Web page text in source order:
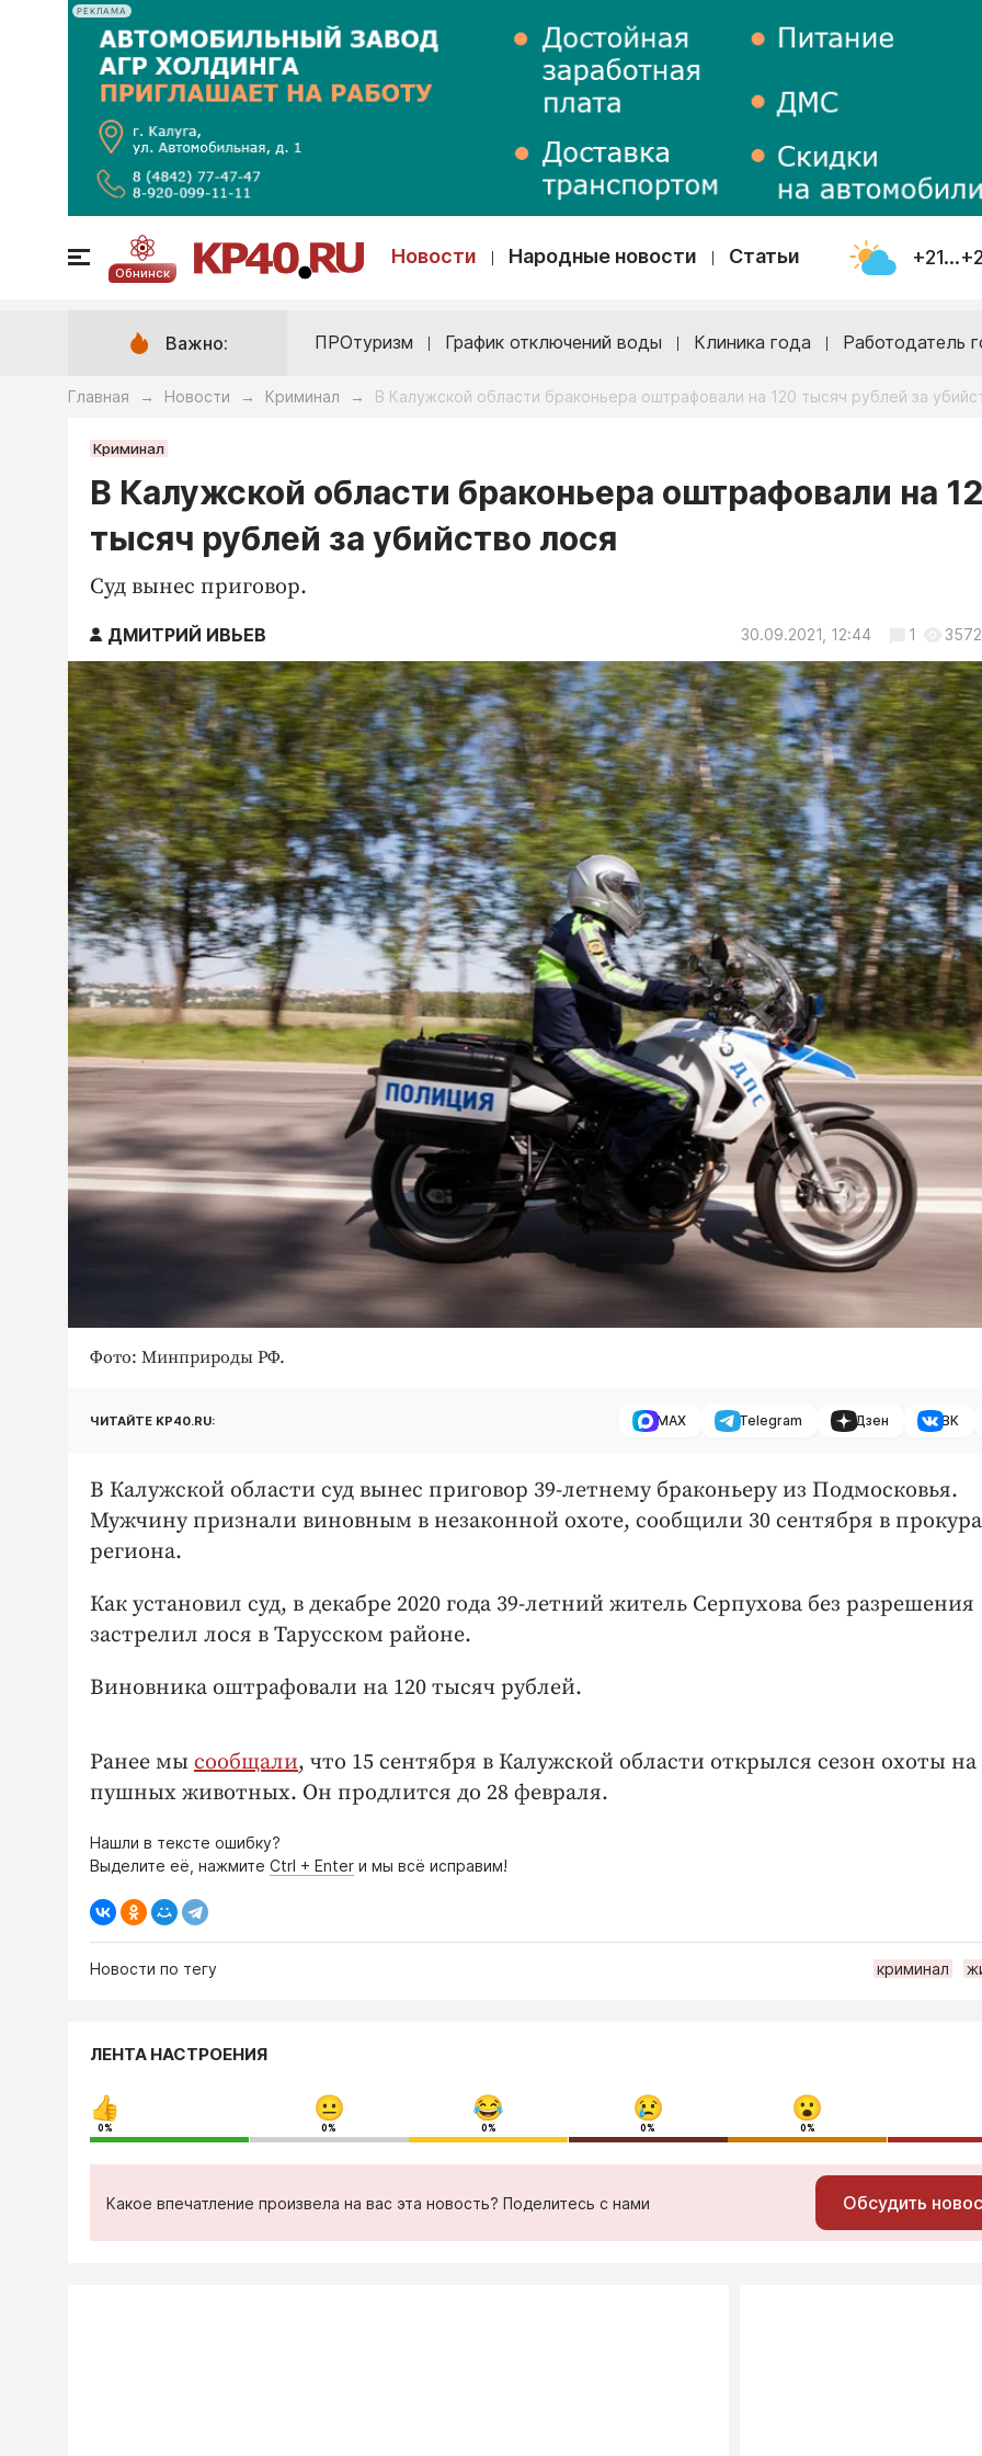
РЕКЛАМА
Обнинск
Новости Народные новости Статьи
Важно: ПРОтуризм График отключений воды Клиника года Работодатель
Главная → Новости → Криминал → В Калужской области браконьера оштрафовали на 120 тысяч рублей за
Криминал
В Калужской области браконьера оштрафовали на
тысяч рублей за убийство лося
Суд вынес приговор.
ДМИТРИЙ ИВЬЕВ 30.09.2021, 12:44 1 3572
Фото: Минприроды РФ.
ЧИТАЙТЕ KP40.RU: MAX Telegram Дзен ВК
В Калужской области суд вынес приговор 39-летнему браконьеру из Подмосковья.
Мужчину признали виновным в незаконной охоте, сообщили 30 сентября в
региона.
Как установил суд, в декабре 2020 года 39-летний житель Серпухова без разрешения
застрелил лося в Тарусском районе.
Виновника оштрафовали на 120 тысяч рублей.
Ранее мы сообщали, что 15 сентября в Калужской области открылся сезон охоты на
пушных животных. Он продлится до 28 февраля.
Нашли в тексте ошибку?
Выделите её, нажмите Ctrl + Enter и мы всё исправим!
Новости по тегу криминал
ЛЕНТА НАСТРОЕНИЯ
0% 0% 0% 0% 0%
Какое впечатление произвела на вас эта новость? Поделитесь с нами Обсудить